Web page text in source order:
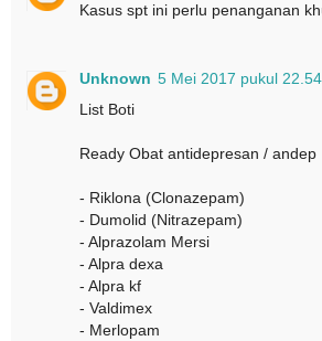
Kasus spt ini perlu penanganan
Unknown 5 Mei 2017 pukul 22.54
List Boti
Ready Obat antidepresan / andep
- Riklona (Clonazepam)
- Dumolid (Nitrazepam)
- Alprazolam Mersi
- Alpra dexa
- Alpra kf
- Valdimex
- Merlopam